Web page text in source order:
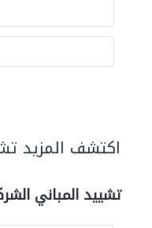
اكتشف المزيد
تشييد المباني